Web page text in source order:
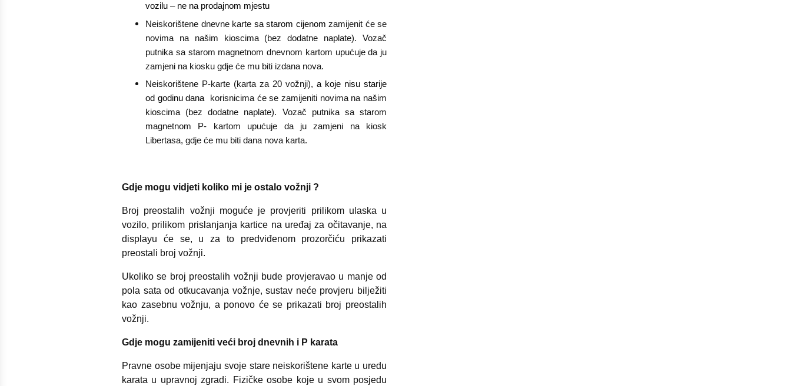
vozilu – ne na prodajnom mjestu
Neiskorištene dnevne karte sa starom cijenom zamijenit će se
novima na našim kioscima (bez dodatne naplate). Vozač
putnika sa starom magnetnom dnevnom kartom upućuje da ju
zamjeni na kiosku gdje će mu biti izdana nova.
Neiskorištene P-karte (karta za 20 vožnji), a koje nisu starije
od godinu dana
korisnicima će se zamijeniti novima na našim
kioscima (bez dodatne naplate). Vozač putnika sa starom
magnetnom P- kartom upućuje da ju zamjeni na kiosk
Libertasa, gdje će mu biti dana nova karta.
Gdje mogu vidjeti koliko mi je ostalo vožnji ?
Broj preostalih vožnji moguće je provjeriti prilikom ulaska u
vozilo, prilikom prislanjanja kartice na uređaj za očitavanje, na
displayu će se, u za to predviđenom prozorčiću prikazati
preostali broj vožnji.
Ukoliko se broj preostalih vožnji bude provjeravao u manje od
pola sata od otkucavanja vožnje, sustav neće provjeru bilježiti
kao zasebnu vožnju, a ponovo će se prikazati broj preostalih
vožnji.
Gdje mogu zamijeniti veći broj dnevnih i P karata
Pravne osobe mijenjaju svoje stare neiskorištene karte u uredu
karata u upravnoj zgradi. Fizičke osobe koje u svom posjedu